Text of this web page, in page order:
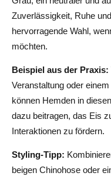
Zuverlässigkeit, Ruhe
hervorragende Wahl,
möchten.
Beispiel aus der Praxis:
Veranstaltung oder
können Hemden in
dazu beitragen, das Eis
Interaktionen zu fördern.
Styling-Tipp:
beigen Chinohose oder